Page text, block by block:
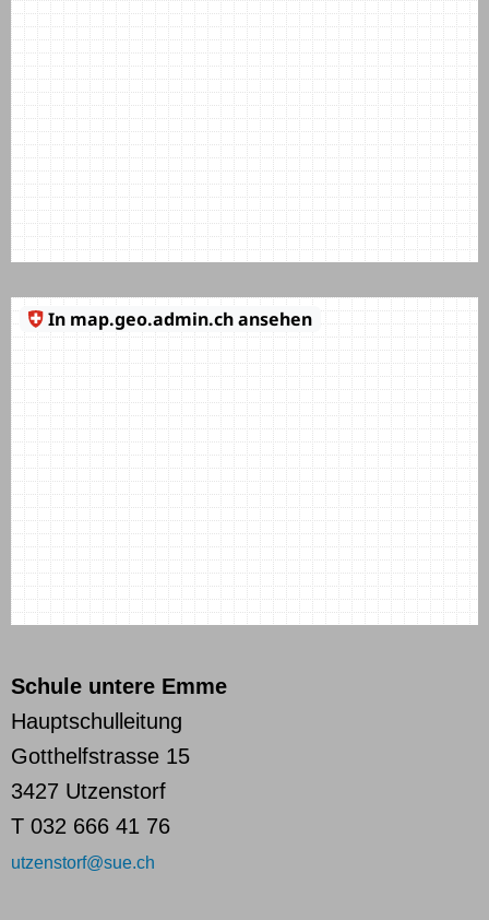
Schule untere Emme
Hauptschulleitung
Gotthelfstrasse 15
3427 Utzenstorf
T 032 666 41 76
utzenstorf@sue.ch